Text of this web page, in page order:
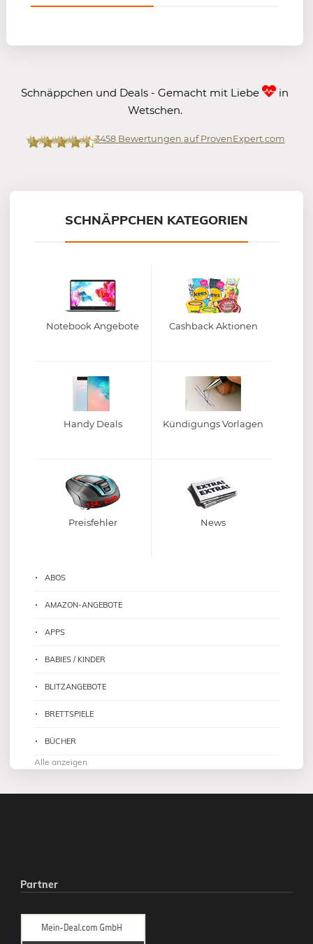
Schnäppchen und Deals - Gemacht mit Liebe
in
Wetschen.
3458Bewertungen auf ProvenExpert.com
SCHNÄPPCHEN KATEGORIEN
Notebook Angebote Cashback Aktionen
Handy Deals Kündigungs Vorlagen
Preisfehler News
ABOS
AMAZON-ANGEBOTE
APPS
BABIES / KINDER
BLITZANGEBOTE
BRETTSPIELE
BÜCHER
Alle anzeigen
Partner